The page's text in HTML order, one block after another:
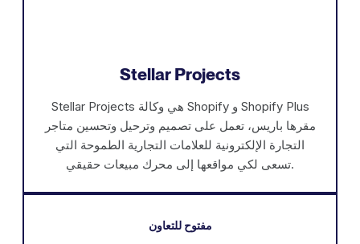
Stellar Projects
Stellar Projects هي وكالة Shopify و Shopify Plus
مقرها باريس، تعمل على تصميم وترحيل وتحسين متاجر
التجارة الإلكترونية للعلامات التجارية الطموحة التي
تسعى لكي مواقعها إلى محرك مبيعات حقيقي.
مفتوح للتعاون